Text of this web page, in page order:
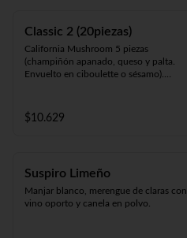
Classic 2 (20piezas)
California Mushroom 5 piezas
(champiñón apanado, queso y palta.
Envuelto en ciboulette o sésamo).
Panko Katsu 10 piezas (pollo apanado,
queso y cebollín. Frito en panko).
$10.629
Suspiro Limeño
Manjar blanco, merengue de claras con
vino oporto y canela en polvo.